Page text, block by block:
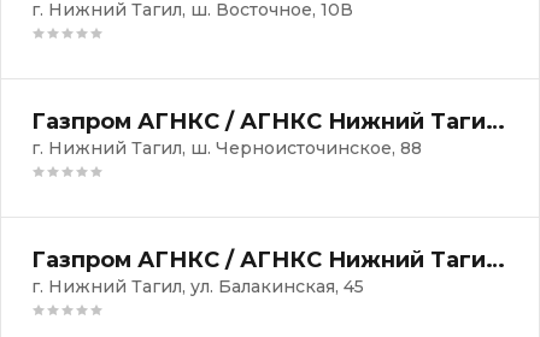
г. Нижний Тагил, ш. Восточное, 10В
Газпром АГНКС / АГНКС Нижний Тагил-1
г. Нижний Тагил, ш. Черноисточинское, 88
Газпром АГНКС / АГНКС Нижний Тагил-4
г. Нижний Тагил, ул. Балакинская, 45